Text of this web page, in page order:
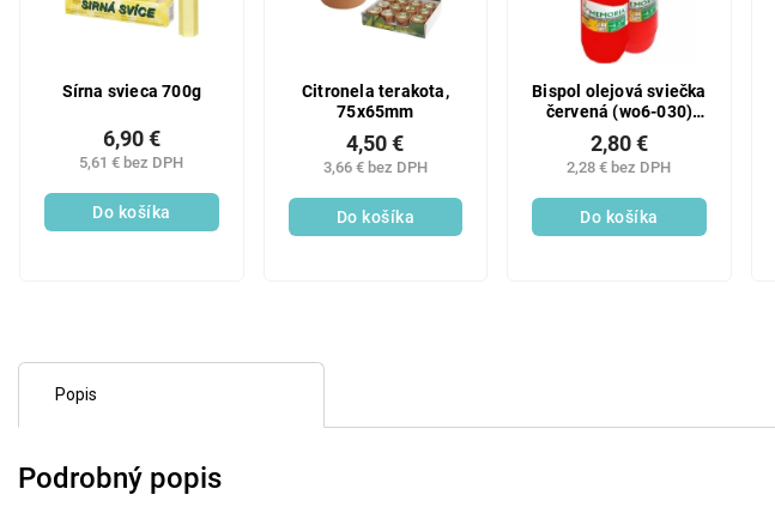
Sírna svieca 700g
5,61 € bez DPH
6,90 €
Do košíka
Citronela terakota,
75x65mm
3,66 € bez DPH
4,50 €
Do košíka
Bispol olejová sviečka
červená (wo6-030)
340g
2,28 € bez DPH
2,80 €
Do košíka
Popis
Podrobný popis